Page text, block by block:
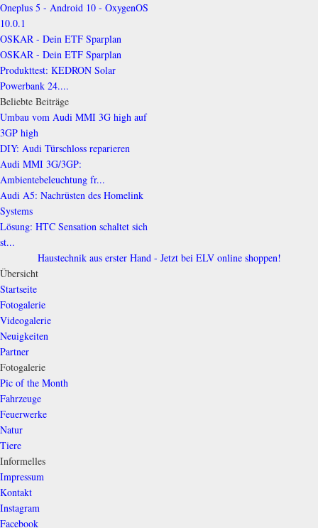
Oneplus 5 - Android 10 - OxygenOS
10.0.1
OSKAR - Dein ETF Sparplan
OSKAR - Dein ETF Sparplan
Produkttest: KEDRON Solar
Powerbank 24....
Beliebte Beiträge
Umbau vom Audi MMI 3G high auf
3GP high
DIY: Audi Türschloss reparieren
Audi MMI 3G/3GP:
Ambientebeleuchtung fr...
Audi A5: Nachrüsten des Homelink
Systems
Lösung: HTC Sensation schaltet sich
st...
Haustechnik aus erster Hand - Jetzt bei ELV online shoppen!
Übersicht
Startseite
Fotogalerie
Videogalerie
Neuigkeiten
Partner
Fotogalerie
Pic of the Month
Fahrzeuge
Feuerwerke
Natur
Tiere
Informelles
Impressum
Kontakt
Instagram
Facebook